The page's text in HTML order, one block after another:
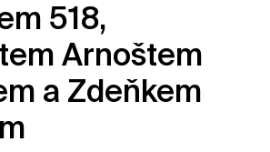
518,
Arnoštem
a Zdeňkem